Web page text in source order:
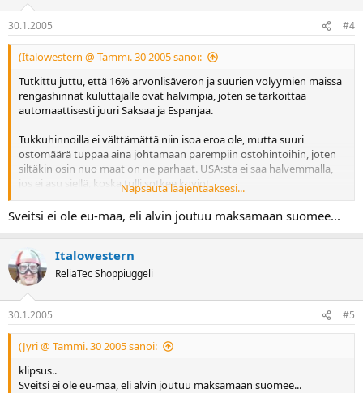
30.1.2005 #4
(Italowestern @ Tammi. 30 2005 sanoi:
Tutkittu juttu, että 16% arvonlisäveron ja suurien volyymien maissa
rengashinnat kuluttajalle ovat halvimpia, joten se tarkoittaa
automaattisesti juuri Saksaa ja Espanjaa.
Tukkuhinnoilla ei välttämättä niin isoa eroa ole, mutta suuri
ostomäärä tuppaa aina johtamaan parempiin ostohintoihin, joten
siltäkin osin nuo maat on ne parhaat. USA:sta ei saa halvemmalla,
jos ei asu siellä, koska tulli sotkee kuviot.
Sveitsin ja Luxembourgin nettikauppoja en ole löytänyt, mutta toki
15% alv voisi johtaa vielä hiukan halvempiin hintoihin...
Napsauta laajentaaksesi...
Sveitsi ei ole eu-maa, eli alvin joutuu maksamaan suomee...
Italowestern
ReliaTec Shoppiuggeli
30.1.2005 #5
(Jyri @ Tammi. 30 2005 sanoi:
klipsus..
Sveitsi ei ole eu-maa, eli alvin joutuu maksamaan suomee...